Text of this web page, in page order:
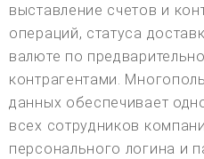
выставление счетов и
операций, статуса
валюте по
контрагентами.
данных обеспечивает
всех сотрудников
персонального логина и